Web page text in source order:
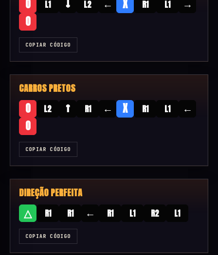
O L1 ↓ L2 ← X R1 L1
→
O
COPIAR CÓDIGO
CARROS PRETOS
O L2 ↑ R1 ← X R1 L1
←
O
COPIAR CÓDIGO
DIREÇÃO PERFEITA
△ R1 R1 ← R1 L1 R2 L1
COPIAR CÓDIGO